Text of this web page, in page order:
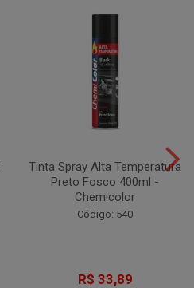
Tinta Spray Alta Temperatura
Preto Fosco 400ml -
Chemicolor
Código: 540
R$ 33,89